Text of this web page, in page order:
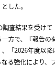
した。
調査結果を受け
方で、『報告の
「2026年度以降
る強化により、